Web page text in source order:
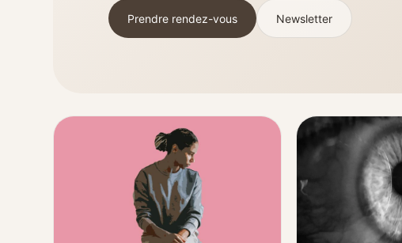
Prendre rendez-vous Newsletter